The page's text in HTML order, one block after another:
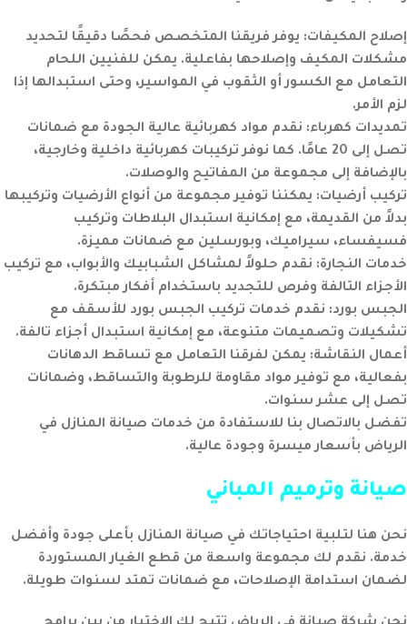
إصلاح المكيفات: يوفر فريقنا المتخصص فحصًا دقيقًا لتحديد
مشكلات المكيف وإصلاحها بفاعلية. يمكن للفنيين اللحام
التعامل مع الكسور أو الثقوب في المواسير، وحتى استبدالها إذا
لزم الأمر.
تمديدات كهرباء: نقدم مواد كهربائية عالية الجودة مع ضمانات
تصل إلى 20 عامًا. كما نوفر تركيبات كهربائية داخلية وخارجية،
بالإضافة إلى مجموعة من المفاتيح والوصلات.
تركيب أرضيات: يمكننا توفير مجموعة من أنواع الأرضيات وتركيبها
بدلاً من القديمة، مع إمكانية استبدال البلاطات وتركيب
فسيفساء، سيراميك، وبورسلين مع ضمانات مميزة.
خدمات النجارة: نقدم حلولاً لمشاكل الشبابيك والأبواب، مع تركيب
الأجزاء التالفة وفرص للتجديد باستخدام أفكار مبتكرة.
الجبس بورد: نقدم خدمات تركيب الجبس بورد للأسقف مع
تشكيلات وتصميمات متنوعة، مع إمكانية استبدال أجزاء تالفة.
أعمال النقاشة: يمكن لفرقنا التعامل مع تساقط الدهانات
بفعالية، مع توفير مواد مقاومة للرطوبة والتساقط، وضمانات
تصل إلى عشر سنوات.
تفضل بالاتصال بنا للاستفادة من خدمات صيانة المنازل في
الرياض بأسعار ميسرة وجودة عالية.
صيانة وترميم المباني
نحن هنا لتلبية احتياجاتك في صيانة المنازل بأعلى جودة وأفضل
خدمة. نقدم لك مجموعة واسعة من قطع الغيار المستوردة
لضمان استدامة الإصلاحات، مع ضمانات تمتد لسنوات طويلة.